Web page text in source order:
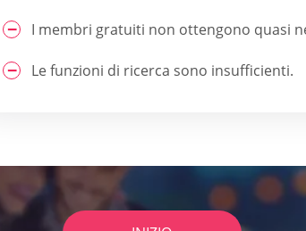
I membri gratuiti non ottengono quasi
Le funzioni di ricerca sono insufficienti.